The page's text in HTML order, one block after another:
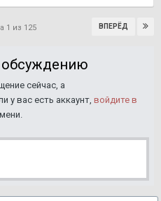
ВПЕРЁД
1 из 125
обсуждению
сейчас, а
у вас есть аккаунт, войдите в